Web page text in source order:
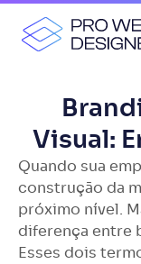
Visual:
Quando sua
construção da
próximo nível.
diferença entre
Esses dois